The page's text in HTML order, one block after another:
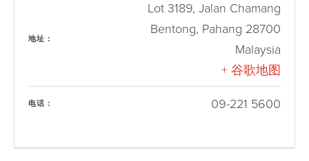
地址：
Lot 3189, Jalan Chamang
Bentong, Pahang 28700
Malaysia
+ 谷歌地图
电话： 09-221 5600